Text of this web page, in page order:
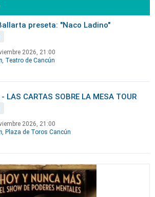
preseta: "Naco Ladino"
2026, 21:00
, Teatro de Cancún
- LAS CARTAS SOBRE LA MESA TOUR
2026, 21:00
, Plaza de Toros Cancún